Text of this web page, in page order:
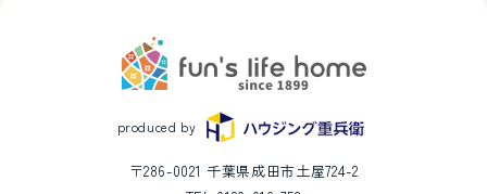
produced by
〒286-0021 千葉県成田市土屋724-2